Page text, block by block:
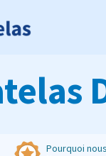
Pourquoi